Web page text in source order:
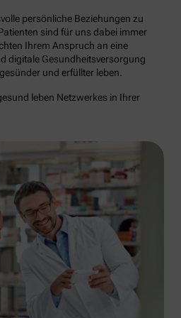
persönliche Beziehungen zu
sind für uns dabei immer
Ihrem Anspruch an eine
digitale Gesundheitsversorgung
und erfüllter leben.
leben Netzwerkes in Ihrer